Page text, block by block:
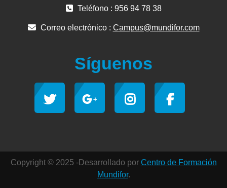
Teléfono : 956 94 78 38
Correo electrónico : Campus@mundifor.com
Síguenos
Copyright © 2025 -Desarrollado por Centro de Formación
Mundifor.